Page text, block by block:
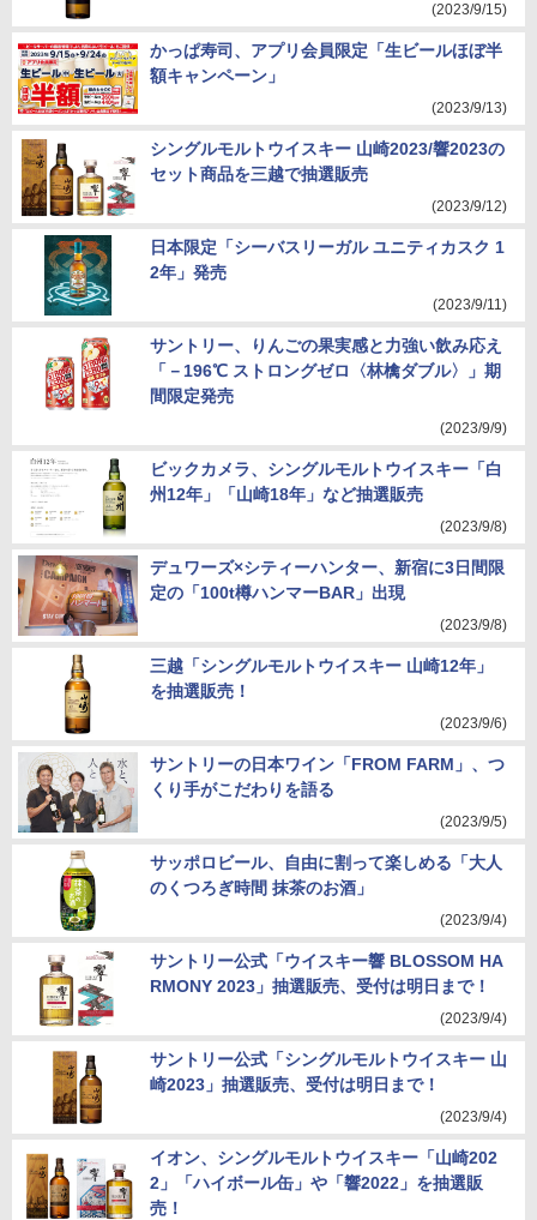
(2023/9/15)
かっぱ寿司、アプリ会員限定「生ビールほぼ半
額キャンペーン」
(2023/9/13)
シングルモルトウイスキー 山崎2023/響2023の
セット商品を三越で抽選販売
(2023/9/12)
日本限定「シーバスリーガル ユニティカスク 1
2年」発売
(2023/9/11)
サントリー、りんごの果実感と力強い飲み応え
「－196℃ ストロングゼロ〈林檎ダブル〉」期
間限定発売
(2023/9/9)
ビックカメラ、シングルモルトウイスキー「白
州12年」「山崎18年」など抽選販売
(2023/9/8)
デュワーズ×シティーハンター、新宿に3日間限
定の「100t樽ハンマーBAR」出現
(2023/9/8)
三越「シングルモルトウイスキー 山崎12年」
を抽選販売！
(2023/9/6)
サントリーの日本ワイン「FROM FARM」、つ
くり手がこだわりを語る
(2023/9/5)
サッポロビール、自由に割って楽しめる「大人
のくつろぎ時間 抹茶のお酒」
(2023/9/4)
サントリー公式「ウイスキー響 BLOSSOM HA
RMONY 2023」抽選販売、受付は明日まで！
(2023/9/4)
サントリー公式「シングルモルトウイスキー 山
崎2023」抽選販売、受付は明日まで！
(2023/9/4)
イオン、シングルモルトウイスキー「山崎202
2」「ハイボール缶」や「響2022」を抽選販
売！